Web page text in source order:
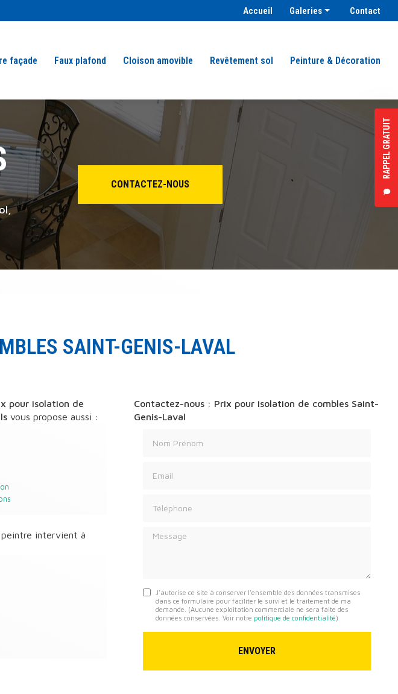
RAPPEL GRATUIT
Accueil
Galeries
Revêtement sol
Contact
façade Faux plafond Cloison amovible Revêtement sol Peinture & Décoration
CONTACTEZ-NOUS
SAINT-GENIS-LAVAL
pour isolation de
vous propose aussi :
intervient à
Contactez-nous : Prix pour isolation de combles Saint-
Genis-Laval
Message
J'autorise ce site à conserver l'ensemble des données transmises
dans ce formulaire pour faciliter le suivi et le traitement de ma
demande. (Aucune exploitation commerciale ne sera faite des
données conservées. Voir notre politique de confidentialité)